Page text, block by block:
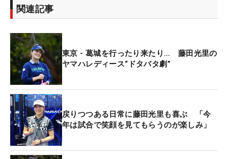
関連記事
東京 - 葛城を行ったり来たり… 藤田光里の
ヤマハレディース“ドタバタ劇”
戻りつつある日常に藤田光里も喜ぶ 「今
年は試合で笑顔を見てもらうのが楽しみ」